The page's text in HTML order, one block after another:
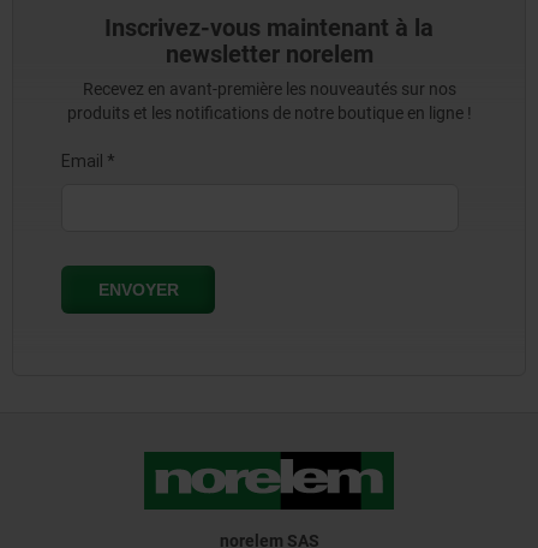
Inscrivez-vous maintenant à la
newsletter norelem
Recevez en avant-première les nouveautés sur nos
produits et les notifications de notre boutique en ligne !
norelem SAS